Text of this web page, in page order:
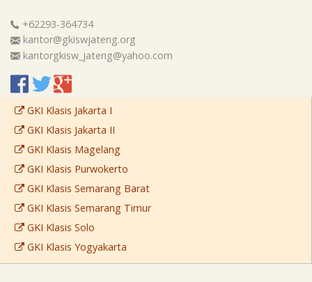
+62293-364734
kantor@gkiswjateng.org
kantorgkisw_jateng@yahoo.com
GKI Klasis Jakarta I
GKI Klasis Jakarta II
GKI Klasis Magelang
GKI Klasis Purwokerto
GKI Klasis Semarang Barat
GKI Klasis Semarang Timur
GKI Klasis Solo
GKI Klasis Yogyakarta